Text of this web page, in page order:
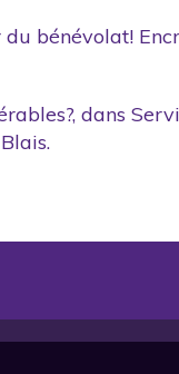
bénévolat!
dans